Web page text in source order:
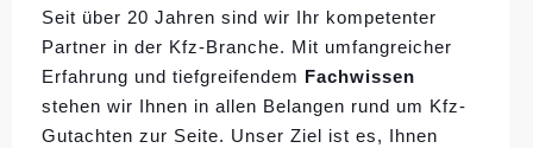
Seit über 20 Jahren sind wir Ihr kompetenter
Partner in der Kfz-Branche. Mit umfangreicher
Erfahrung und tiefgreifendem Fachwissen
stehen wir Ihnen in allen Belangen rund um Kfz-
Gutachten zur Seite. Unser Ziel ist es, Ihnen